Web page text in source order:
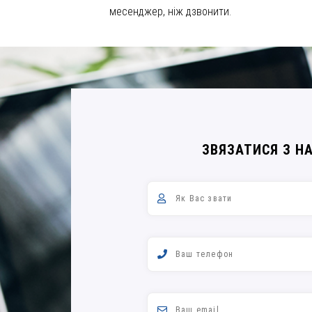
месенджер, ніж дзвонити.
ЗВЯЗАТИСЯ З